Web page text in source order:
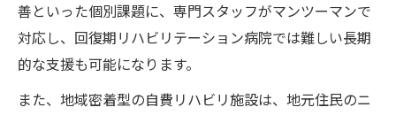
善といった個別課題に、専門スタッフがマンツーマンで
対応し、回復期リハビリテーション病院では難しい長期
的な支援も可能になります。
また、地域密着型の自費リハビリ施設は、地元住民のニ